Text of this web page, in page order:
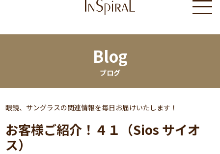
Blog
ブログ
眼鏡、サングラスの関連情報を毎日お届けいたします！
お客様ご紹介！４１（Sios サイオ
ス）